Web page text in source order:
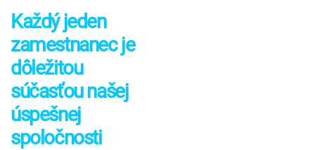
Každý jeden
zamestnanec je
dôležitou
súčasťou našej
úspešnej
spoločnosti